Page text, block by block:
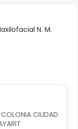
N. M.
CIUDAD